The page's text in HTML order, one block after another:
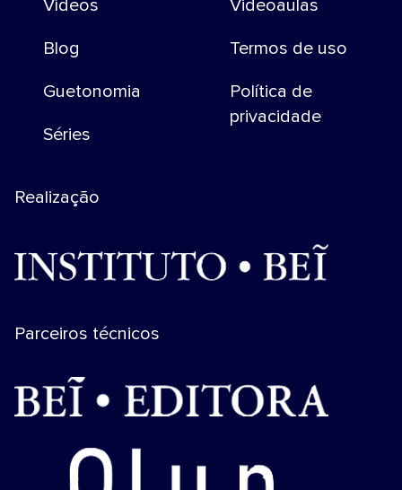
Vídeos
Blog
Guetonomia
Séries
Videoaulas
Termos de uso
Política de
privacidade
Realização
Parceiros técnicos